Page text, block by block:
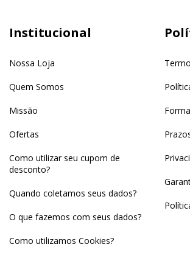
Institucional
Nossa Loja
Quem Somos
Missão
Ofertas
Como utilizar seu cupom de
desconto?
Quando coletamos seus dados?
O que fazemos com seus dados?
Como utilizamos Cookies?